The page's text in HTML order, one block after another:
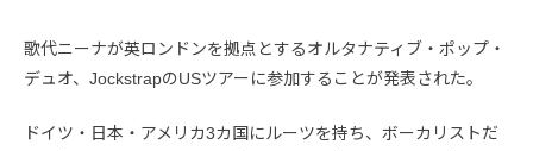
歌代ニーナが英ロンドンを拠点とするオルタナティブ・ポップ・
デュオ、JockstrapのUSツアーに参加することが発表された。
ドイツ・日本・アメリカ3カ国にルーツを持ち、ボーカリストだ